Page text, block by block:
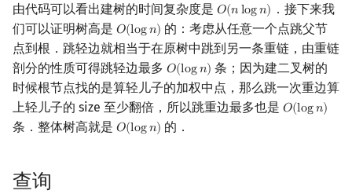
由代码可以看出建树的时间复杂度是 𝑂(𝑛log𝑛)
O(nlogn)
．接下来我
们可以证明树高是 𝑂(log𝑛)
O(logn) 的：考虑从任意一个点跳父节
点到根．跳轻边就相当于在原树中跳到另一条重链，由重链
剖分的性质可得跳轻边最多 𝑂(log𝑛)
O(logn) 条；因为建二叉树的
时候根节点找的是算轻儿子的加权中点，那么跳一次重边算
上轻儿子的 size 至少翻倍，所以跳重边最多也是 𝑂(log𝑛)
O(logn)
条．整体树高就是 𝑂(log𝑛)
O(logn) 的．
查询